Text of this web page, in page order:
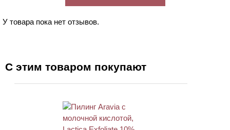
У товара пока нет отзывов.
С этим товаром покупают